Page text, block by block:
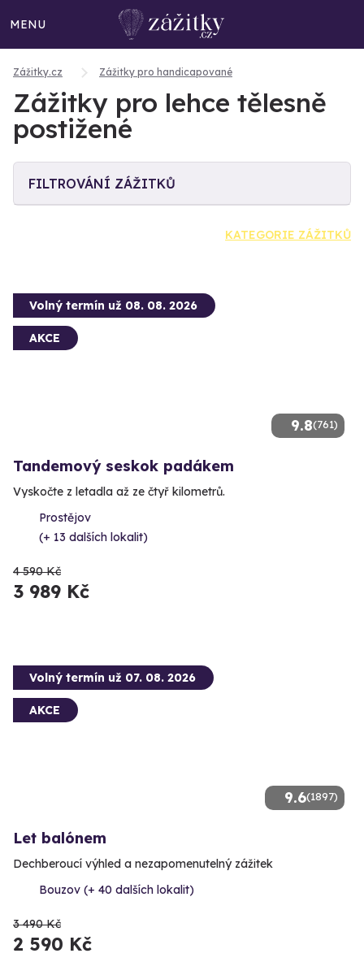
MENU
Zážitky.cz Zážitky pro handicapované
Zážitky pro lehce tělesně
postižené
FILTROVÁNÍ ZÁŽITKŮ
KATEGORIE ZÁŽITKŮ
9.8(761)
Volný termín už 08. 08. 2026
AKCE
Tandemový seskok padákem
Vyskočte z letadla až ze čtyř kilometrů.
Prostějov
(+ 13 dalších lokalit)
4 590 Kč
3 989 Kč
9.6(1897)
Volný termín už 07. 08. 2026
AKCE
Let balónem
Dechberoucí výhled a nezapomenutelný zážitek
Bouzov (+ 40 dalších lokalit)
3 490 Kč
2 590 Kč